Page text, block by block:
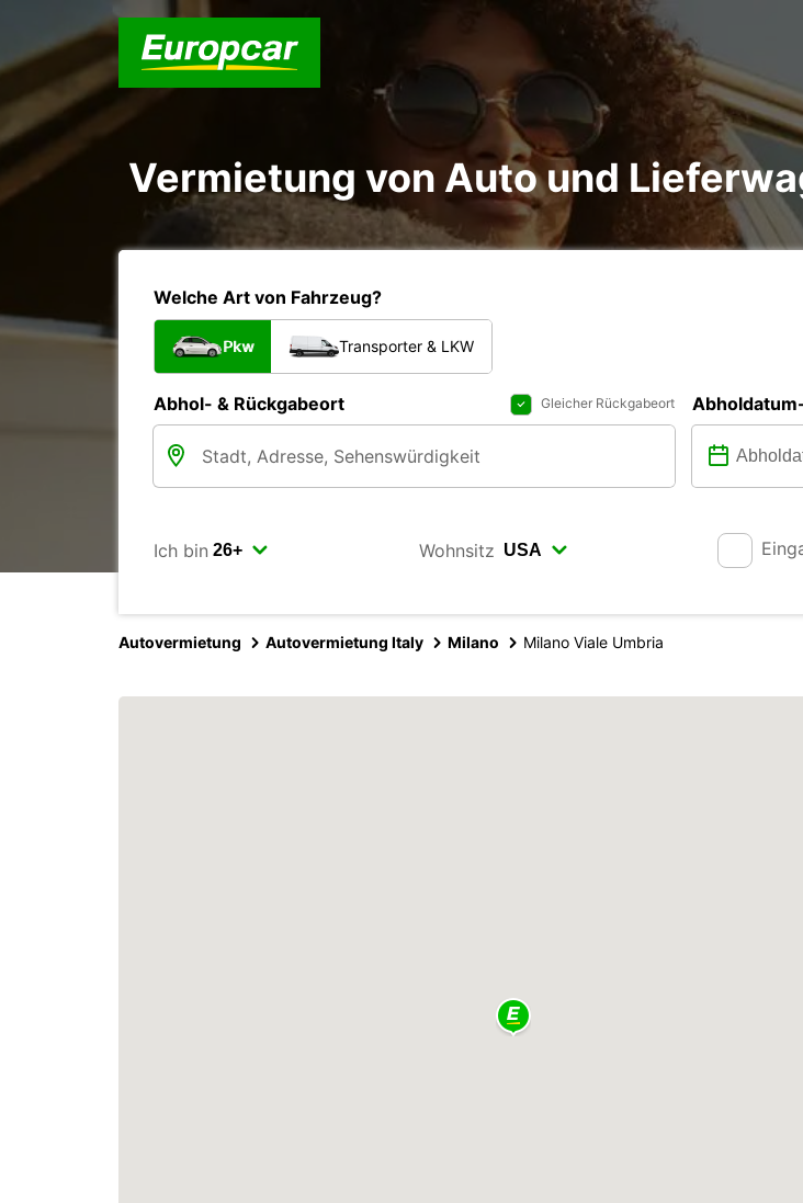
Vermietung von Auto und
Welche Art von Fahrzeug?
Pkw Transporter & LKW
Abhol- & Rückgabeort Gleicher Rückgabeort
Ich bin Wohnsitz
Autovermietung Autovermietung Italy Milano Milano Viale Umbria